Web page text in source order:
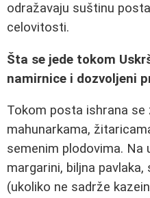
odražavaju suštinu
celovitosti.
Šta se jede tokom
namirnice i dozvoljeni
Tokom posta ishrana se
mahunarkama,
semenim plodovima. Na
margarini, biljna
(ukoliko ne sadrže